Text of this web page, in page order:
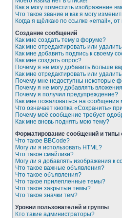
Как я могу поместить изображение
Что такое звание и как я могу
Когда я щёлкаю по ссылке «email»,
Создание сообщений
Как мне создать тему в форуме?
Как мне отредактировать или
Как мне добавить подпись к своему
Как мне создать опрос?
Почему я не могу добавить больше
Как мне отредактировать или
Почему мне недоступны некоторые
Почему я не могу добавлять
Почему я получил предупреждение?
Как мне пожаловаться на сообщения
Что означает кнопка «Сохранить»
Почему моё сообщение требует
Как мне вновь поднять мою тему?
Форматирование сообщений и типы
Что такое BBCode?
Могу ли я использовать HTML?
Что такое смайлики?
Могу ли я добавлять изображения к
Что такое важные объявления?
Что такое объявления?
Что такое прилепленные темы?
Что такое закрытые темы?
Что такое значки тем?
Уровни пользователей и группы
Кто такие администраторы?